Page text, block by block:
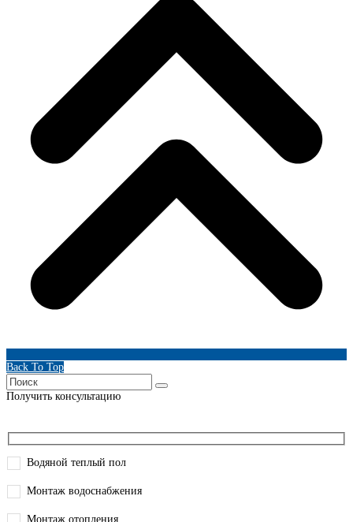
Back To Top
Получить консультацию
Водяной теплый пол
Монтаж водоснабжения
Монтаж отопления